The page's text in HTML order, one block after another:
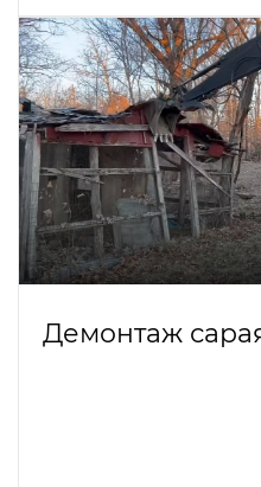
Демонтаж